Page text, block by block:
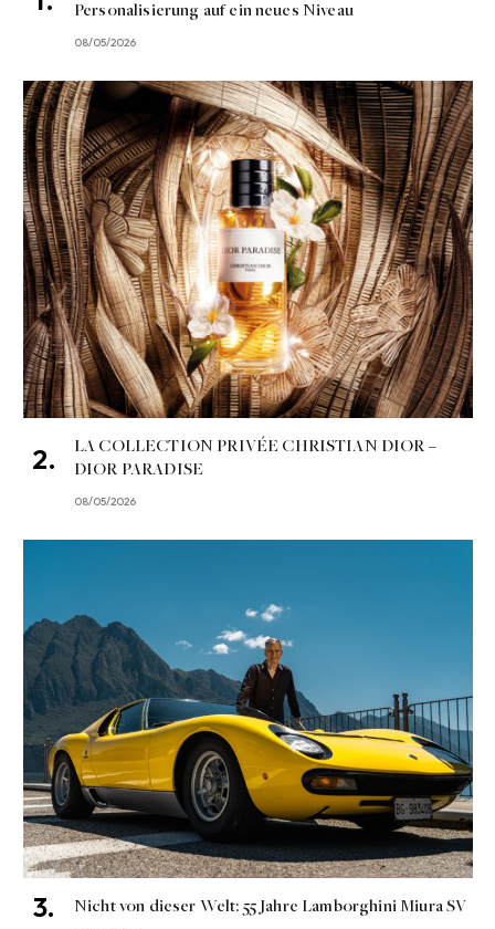
Personalisierung auf ein neues Niveau
08/05/2026
LA COLLECTION PRIVÉE CHRISTIAN DIOR –
DIOR PARADISE
08/05/2026
Nicht von dieser Welt: 55 Jahre Lamborghini Miura SV